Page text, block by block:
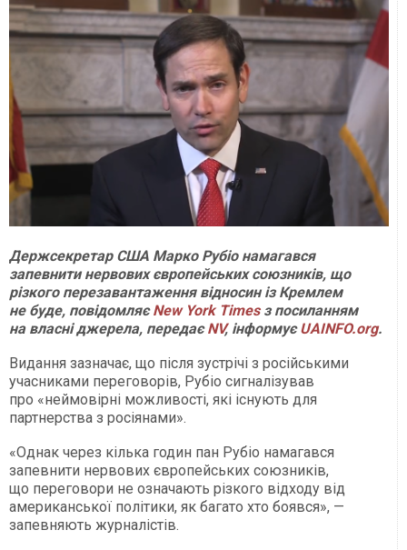
Держсекретар США Марко Рубіо намагався
запевнити нервових європейських союзників, що
різкого перезавантаження відносин із Кремлем
не буде, повідомляєNew York Timesз посиланням
на власні джерела, передаєNV, інформуєUAINFO.org.
Видання зазначає, що після зустрічі з російськими
учасниками переговорів, Рубіо сигналізував
про «неймовірні можливості, які існують для
партнерства з росіянами».
«Однак через кілька годин пан Рубіо намагався
запевнити нервових європейських союзників,
що переговори не означають різкого відходу від
американської політики, як багато хто боявся», —
запевняють журналістів.